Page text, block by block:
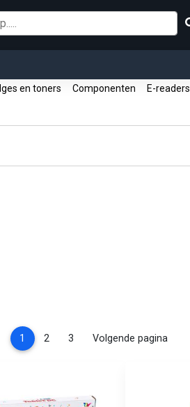
en toners Componenten E-readers
1 (current)
2 3 Volgende pagina